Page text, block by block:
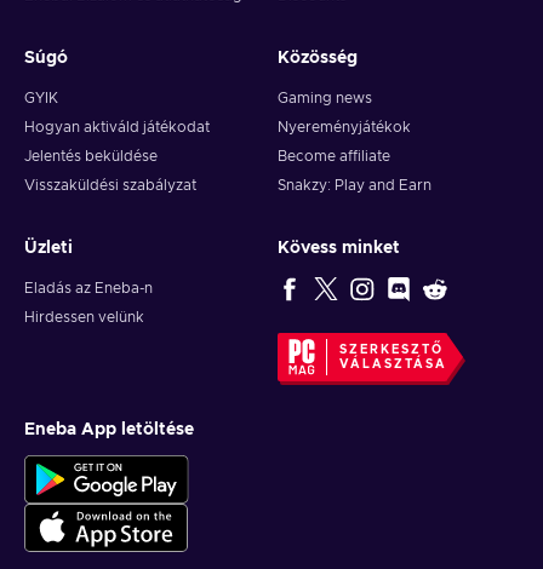
Súgó
GYIK
Hogyan aktiváld játékodat
Jelentés beküldése
Visszaküldési szabályzat
Közösség
Gaming news
Nyereményjátékok
Become affiliate
Snakzy: Play and Earn
Üzleti
Eladás az Eneba-n
Hirdessen velünk
Kövess minket
SZERKESZTŐ
VÁLASZTÁSA
Eneba App letöltése